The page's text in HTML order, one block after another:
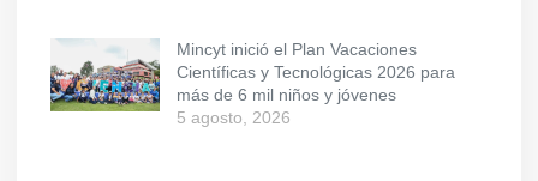
Mincyt inició el Plan Vacaciones
Científicas y Tecnológicas 2026 para
más de 6 mil niños y jóvenes
5 agosto, 2026